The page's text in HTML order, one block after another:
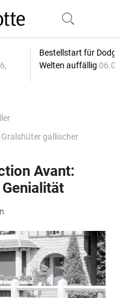
Bestellstart für
Welten auffällig
gallischer
Avant: